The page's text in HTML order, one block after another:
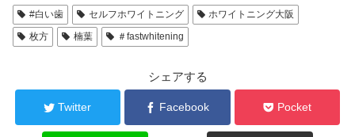
#白い歯 セルフホワイトニング
ホワイトニング大阪
枚方
楠葉 ＃fastwhitening
シェアする
Twitter Facebook Pocket